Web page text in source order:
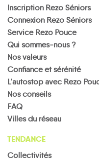
Inscription Rezo Séniors
Connexion Rezo Séniors
Service Rezo Pouce
Qui sommes-nous ?
Nos valeurs
Confiance et sérénité
L'autostop avec Rezo
Nos conseils
FAQ
Villes du réseau
TENDANCE
Collectivités